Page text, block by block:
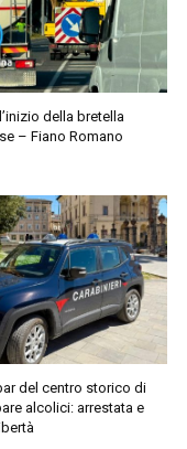
della bretella
– Fiano Romano
del centro storico di
alcolici: arrestata e